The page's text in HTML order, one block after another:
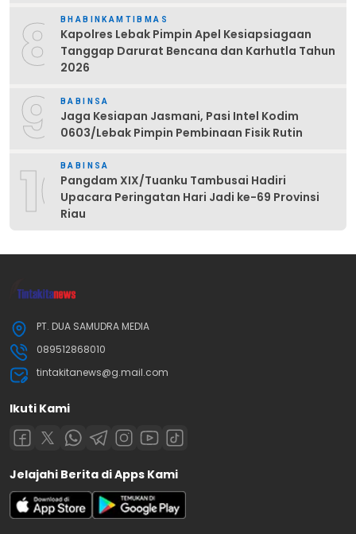
8 BHABINKAMTIBMAS
Kapolres Lebak Pimpin Apel Kesiapsiagaan
Tanggap Darurat Bencana dan Karhutla Tahun
2026
9 BABINSA
Jaga Kesiapan Jasmani, Pasi Intel Kodim
0603/Lebak Pimpin Pembinaan Fisik Rutin
10BABINSA
Pangdam XIX/Tuanku Tambusai Hadiri
Upacara Peringatan Hari Jadi ke-69 Provinsi
Riau
PT. DUA SAMUDRA MEDIA
089512868010
tintakitanews@g.mail.com
Ikuti Kami
Jelajahi Berita di Apps Kami